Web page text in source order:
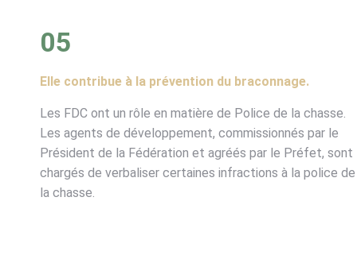
05
Elle contribue à la prévention du braconnage.
Les FDC ont un rôle en matière de Police de la chasse.
Les agents de développement, commissionnés par le
Président de la Fédération et agréés par le Préfet, sont
chargés de verbaliser certaines infractions à la police de
la chasse.